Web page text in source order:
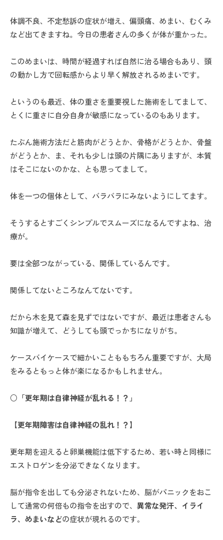
体調不良、不定愁訴の症状が増え、偏頭痛、めまい、むくみ
など出てきますね。今日の患者さんの多くが体が重かった。
このめまいは、時間が経過すれば自然に治る場合もあり、頭
の動かし方で回転感からより早く解放されるめまいです。
というのも最近、体の重さを重要視した施術をしてまして、
とくに重さに自分自身が敏感になっているのもあります。
たぶん施術方法だと筋肉がどうとか、骨格がどうとか、骨盤
がどうとか、ま、それも少しは頭の片隅にありますが、本質
はそこにないのかな、とも思ってまして。
体を一つの個体として、バラバラにみないようにしてます。
そうするとすごくシンプルでスムーズになるんですよね、治
療が。
要は全部つながっている、関係しているんです。
関係してないところなんてないです。
だから木を見て森を見ずではないですが、最近は患者さんも
知識が増えて、どうしても頭でっかちになりがち。
ケースバイケースで細かいことももちろん重要ですが、大局
をみるともっと体が楽になるかもしれません。
○「更年期は自律神経が乱れる！？」
【更年期障害は自律神経の乱れ！？】
更年期を迎えると卵巣機能は低下するため、若い時と同様に
エストロゲンを分泌できなくなります。
脳が指令を出しても分泌されないため、脳がパニックをおこ
して通常の何倍もの指令を出すので、 異常な発汗、イライ
ラ、めまいなどの症状が現れるのです。